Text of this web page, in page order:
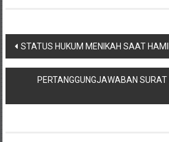
Navigasi
pos
STATUS HUKUM MENIKAH SAAT HAMIL
PERTANGGUNGJAWABAN